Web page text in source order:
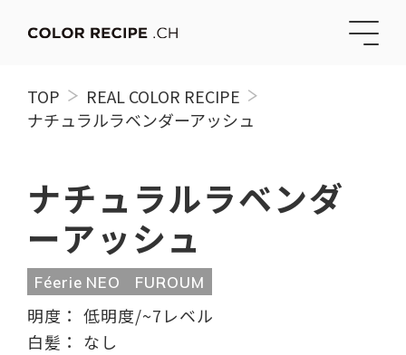
TOP
REAL COLOR RECIPE
ナチュラルラベンダーアッシュ
ナチュラルラベンダ
ーアッシュ
Féerie NEO FUROUM
明度： 低明度/~7レベル
白髪： なし